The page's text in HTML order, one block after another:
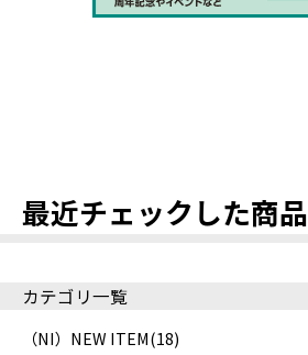
最近チェックした商品
カテゴリ一覧
（NI）NEW ITEM(18)